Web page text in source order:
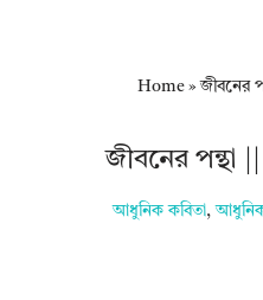
Home»জীবনের
জীবনের পন্থা
আধুনিক কবিতা, আধুনিক